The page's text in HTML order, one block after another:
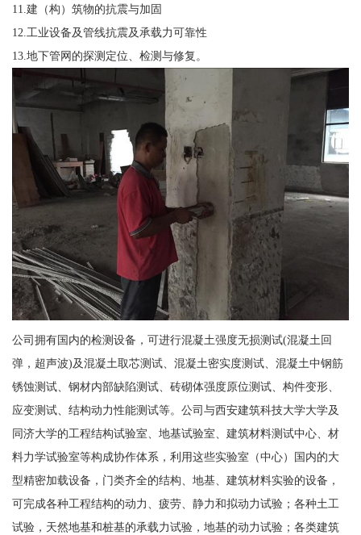
11.建（构）筑物的抗震与加固
12.工业设备及管线抗震及承载力可靠性
13.地下管网的探测定位、检测与修复。
公司拥有国内的检测设备，可进行混凝土强度无损测试(混凝土回
弹，超声波)及混凝土取芯测试、混凝土密实度测试、混凝土中钢筋
锈蚀测试、钢材内部缺陷测试、砖砌体强度原位测试、构件变形、
应变测试、结构动力性能测试等。公司与西安建筑科技大学大学及
同济大学的工程结构试验室、地基试验室、建筑材料测试中心、材
料力学试验室等构成协作体系，利用这些实验室（中心）国内的大
型精密加载设备，门类齐全的结构、地基、建筑材料实验的设备，
可完成各种工程结构的动力、疲劳、静力和拟动力试验；各种土工
试验，天然地基和桩基的承载力试验，地基的动力试验；各类建筑